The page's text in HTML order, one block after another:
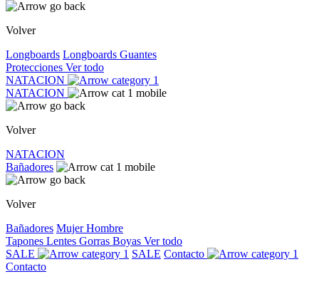
Volver
Longboards Longboards Guantes
Protecciones Ver todo
NATACION
NATACION
Volver
NATACION
Bañadores
Volver
Bañadores MujerHombre
Tapones Lentes Gorras Boyas Ver todo
SALE
SALE Contacto
Contacto